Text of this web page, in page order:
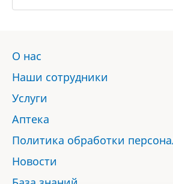
О нас
Наши сотрудники
Услуги
Аптека
Политика обработки
Новости